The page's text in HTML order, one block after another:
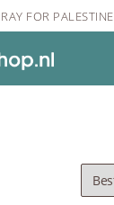
FOR PALESTINE